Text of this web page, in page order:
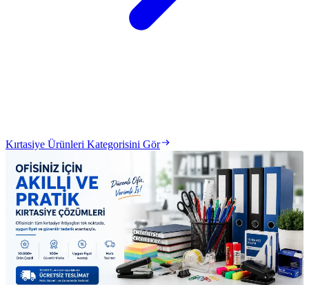
Kırtasiye Ürünleri Kategorisini Gör